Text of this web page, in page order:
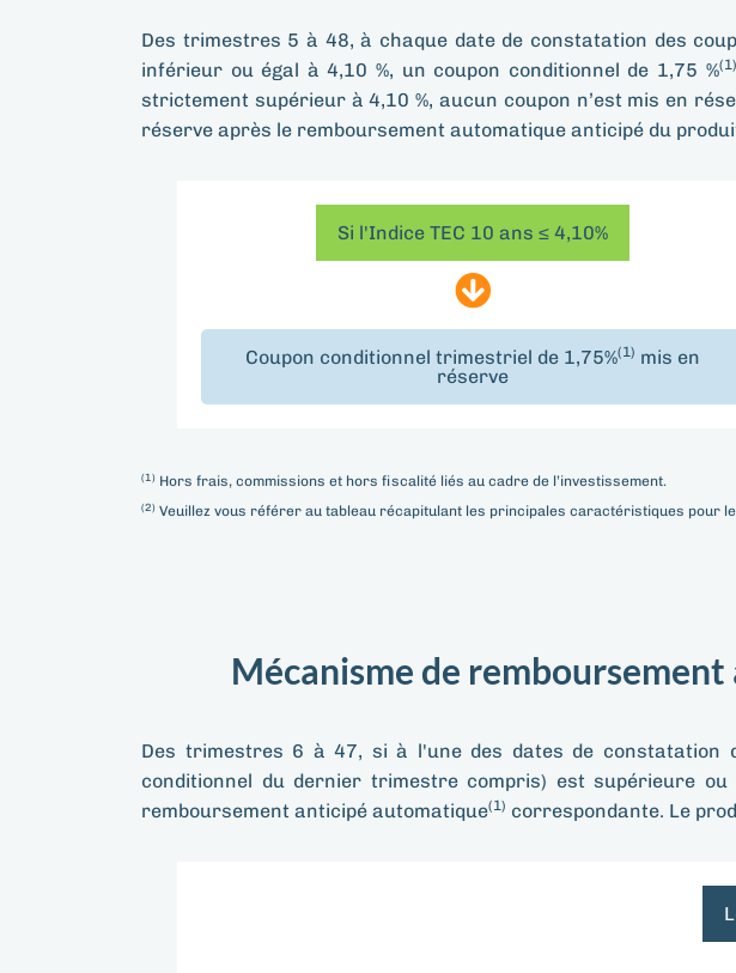
Des trimestres 5 à 48, à chaque date de constatation des
inférieur ou égal à 4,10 %, un coupon conditionnel de 1,75 %(1)
strictement supérieur à 4,10 %, aucun coupon n’est mis en
réserve après le remboursement automatique anticipé du
Si l'Indice TEC 10 ans ≤ 4,10%
Coupon conditionnel trimestriel de 1,75%(1) mis en
réserve
(1) Hors frais, commissions et hors fiscalité liés au cadre de l’investissement.
(2) Veuillez vous référer au tableau récapitulant les principales caractéristiques pour
Mécanisme de
Des trimestres 6 à 47, si à l'une des dates de constatation
conditionnel du dernier trimestre compris) est supérieure
remboursement anticipé automatique(1) correspondante. Le